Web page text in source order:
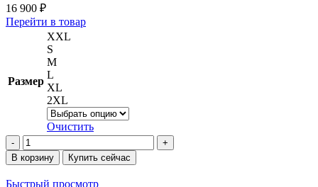
16 900 ₽
Перейти в товарЭтот
выбрать
на
странице
товара.
Размер
XXL
S
M
L
XL
2XL
Очистить
Количество
товара
Жилетка
В корзину Купить сейчас
Быстрый просмотр